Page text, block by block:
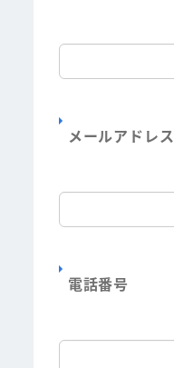
メールアドレス
電話番号